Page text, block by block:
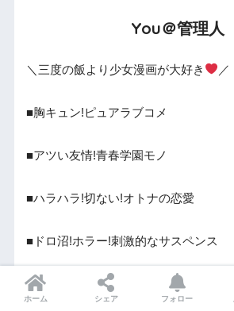
You＠管理人
＼三度の飯より少女漫画が大好き ／
■胸キュン!ピュアラブコメ
■アツい友情!青春学園モノ
■ハラハラ!切ない!オトナの恋愛
■ドロ沼!ホラー!刺激的なサスペンス
■ほっこり癒し!泣ける!家族モノ
ホーム シェア フォロー